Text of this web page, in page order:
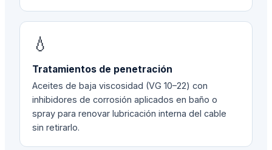
💧
Tratamientos de penetración
Aceites de baja viscosidad (VG 10–22) con
inhibidores de corrosión aplicados en baño o
spray para renovar lubricación interna del cable
sin retirarlo.